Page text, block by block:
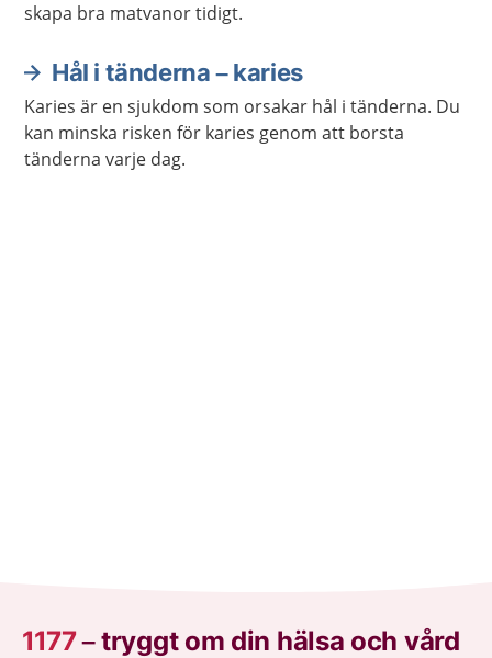
skapa bra matvanor tidigt.
Hål i tänderna – karies
Karies är en sjukdom som orsakar hål i tänderna. Du
kan minska risken för karies genom att borsta
tänderna varje dag.
1177–tryggt om din hälsa och vård